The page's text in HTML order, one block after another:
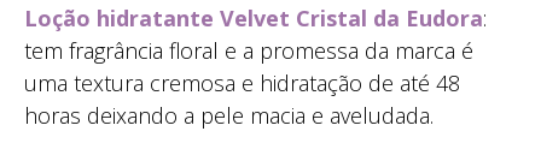
Loção hidratante Velvet Cristal da Eudora:
tem fragrância floral e a promessa da marca é
uma textura cremosa e hidratação de até 48
horas deixando a pele macia e aveludada.